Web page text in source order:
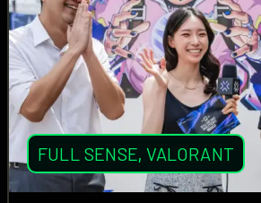
FULL SENSE,VALORANT